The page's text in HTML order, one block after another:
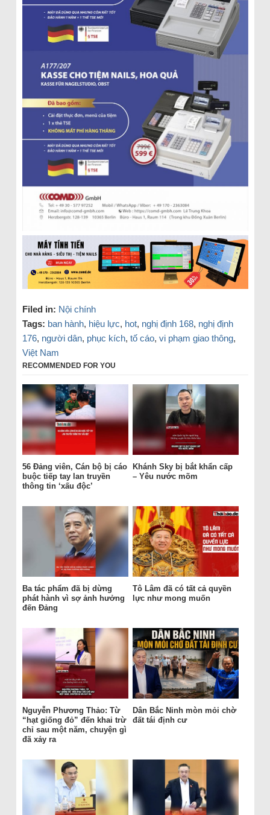
Filed in: Nội chính
Tags: ban hành, hiệu lực, hot, nghị định 168, nghị định
176, người dân, phục kích, tố cáo, vi phạm giao thông,
Việt Nam
RECOMMENDED FOR YOU
56 Đảng viên, Cán bộ bị cáo
buộc tiếp tay lan truyền
thông tin ‘xấu độc’
Khánh Sky bị bắt khẩn cấp
– Yêu nước mõm
Ba tác phẩm đã bị dừng
phát hành vì sợ ảnh hưởng
đến Đảng
Tô Lâm đã có tất cả quyền
lực như mong muốn
Nguyễn Phương Thảo: Từ
“hạt giống đỏ” đến khai trừ
chỉ sau một năm, chuyện gì
đã xảy ra
Dân Bắc Ninh mòn mỏi chờ
đất tái định cư